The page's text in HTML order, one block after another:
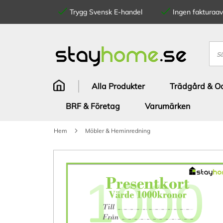
Trygg Svensk E-handel Ingen
innehållet
Sök
Alla Produkter Trädgård &
BRF & Företag
Varumärken
Hem Möbler & Heminredning